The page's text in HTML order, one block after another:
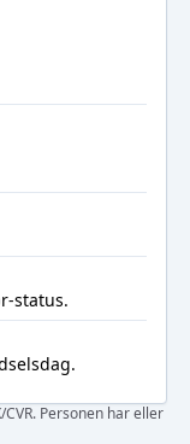
status.
Personen har eller